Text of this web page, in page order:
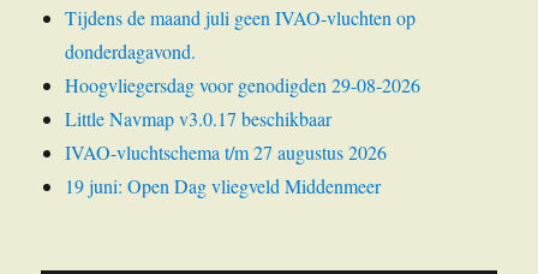
Tijdens de maand juli geen IVAO-vluchten op
donderdagavond.
Hoogvliegersdag voor genodigden 29-08-2026
Little Navmap v3.0.17 beschikbaar
IVAO-vluchtschema t/m 27 augustus 2026
19 juni: Open Dag vliegveld Middenmeer